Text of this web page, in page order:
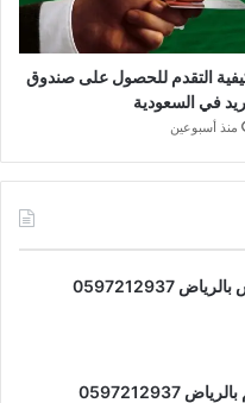
التقدم للحصول على صندوق
في السعودية
منذ أسبوعين
0597212937